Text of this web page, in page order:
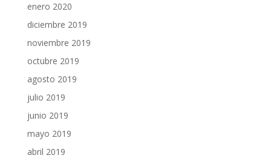
enero 2020
diciembre 2019
noviembre 2019
octubre 2019
agosto 2019
julio 2019
junio 2019
mayo 2019
abril 2019